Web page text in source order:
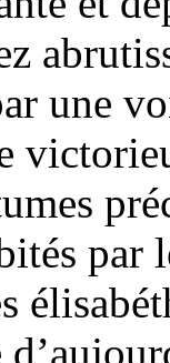
une
par